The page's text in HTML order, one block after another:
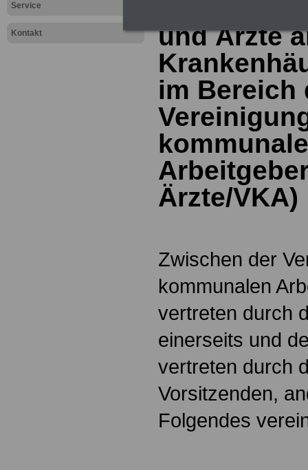
Service
Kontakt
und Ärzte
im Bereich
Ärzte/VKA)
Zwischen der
kommunalen
vertreten durch
einerseits und
vertreten durch
Vorsitzenden,
Folgendes